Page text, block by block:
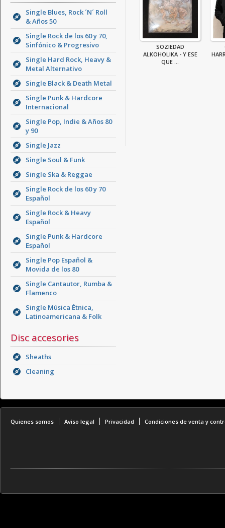
Single Blues, Rock ´N´ Roll
& Años 50
Single Rock de los 60 y 70,
Sinfónico & Progresivo
Single Hard Rock, Heavy &
Metal Alternativo
Single Black & Death Metal
Single Punk & Hardcore
Internacional
Single Pop, Indie & Años 80
y 90
Single Jazz
Single Soul & Funk
Single Ska & Reggae
Single Rock de los 60 y 70
Español
Single Rock & Heavy
Español
Single Punk & Hardcore
Español
Single Pop Español &
Movida de los 80
Single Cantautor, Rumba &
Flamenco
Single Música Étnica,
Latinoamericana & Folk
Disc accesories
Sheaths
Cleaning
SOZIEDAD
ALKOHOLIKA - Y ESE
QUE ...
Quienes somos Aviso legal Privacidad Condiciones de venta y